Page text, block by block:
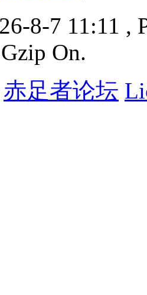
8-7 11:11 ,
On.
赤足者论坛